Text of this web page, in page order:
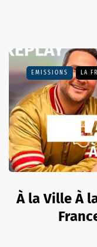
EMISSIONS LA
À la Ville À